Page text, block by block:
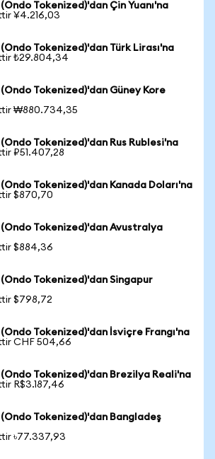
Tokenized)'dan Çin Yuanı'na
¥4.216,03
Tokenized)'dan Türk Lirası'na
₺29.804,34
Tokenized)'dan Güney Kore
₩880.734,35
Tokenized)'dan Rus Rublesi'na
₽51.407,28
Tokenized)'dan Kanada Doları'na
$870,70
Tokenized)'dan Avustralya
$884,36
Tokenized)'dan Singapur
$798,72
Tokenized)'dan İsviçre Frangı'na
CHF 504,66
Tokenized)'dan Brezilya Reali'na
R$3.187,46
Tokenized)'dan Bangladeş
৳77.337,93